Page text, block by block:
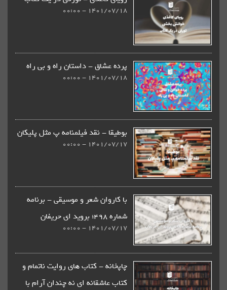
1401/07/18 - 00:00
پرده عشاق - داستان راه و بی راه
1401/07/18 - 00:00
بوطیقا - نقد فیلمنامه پ مثل پلیکان
1401/07/17 - 00:00
با کاروان شعر و موسیقی - برنامه
شماره 498؛ بروید ای حریفان
1401/07/17 - 00:00
چاپخانه - كتاب های روایت ناتمام و
کتاب عاشقانه ای نه چندان آرام با